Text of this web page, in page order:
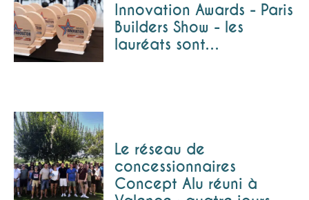
Innovation Awards - Paris
Builders Show - les
lauréats sont…
Le réseau de
concessionnaires
Concept Alu réuni à